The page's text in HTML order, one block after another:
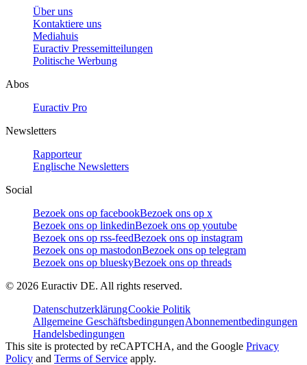
Über uns
Kontaktiere uns
Mediahuis
Euractiv Pressemitteilungen
Politische Werbung
Abos
Euractiv Pro
Newsletters
Rapporteur
Englische Newsletters
Social
Bezoek ons op facebookBezoek ons op x
Bezoek ons op linkedinBezoek ons op youtube
Bezoek ons op rss-feedBezoek ons op instagram
Bezoek ons op mastodonBezoek ons op telegram
Bezoek ons op blueskyBezoek ons op threads
© 2026 Euractiv DE. All rights reserved.
DatenschutzerklärungCookie Politik
Allgemeine GeschäftsbedingungenAbonnementbedingungen
Handelsbedingungen
This site is protected by reCAPTCHA, and the Google Privacy
Policy and Terms of Service apply.